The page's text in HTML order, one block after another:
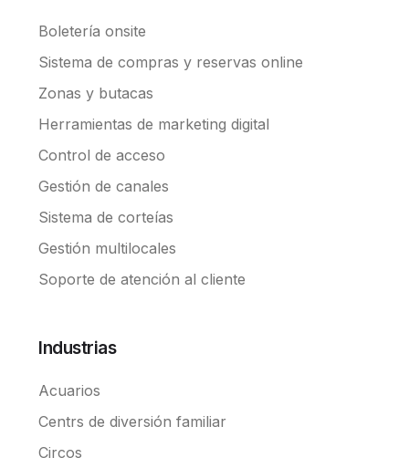
Boletería onsite
Sistema de compras y reservas online
Zonas y butacas
Herramientas de marketing digital
Control de acceso
Gestión de canales
Sistema de corteías
Gestión multilocales
Soporte de atención al cliente
Industrias
Acuarios
Centrs de diversión familiar
Circos